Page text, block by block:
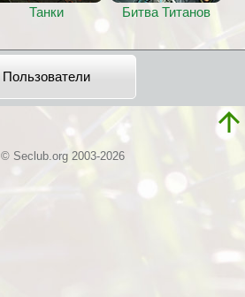
Танки Битва Титанов
Пользователи
© Seclub.org 2003-2026